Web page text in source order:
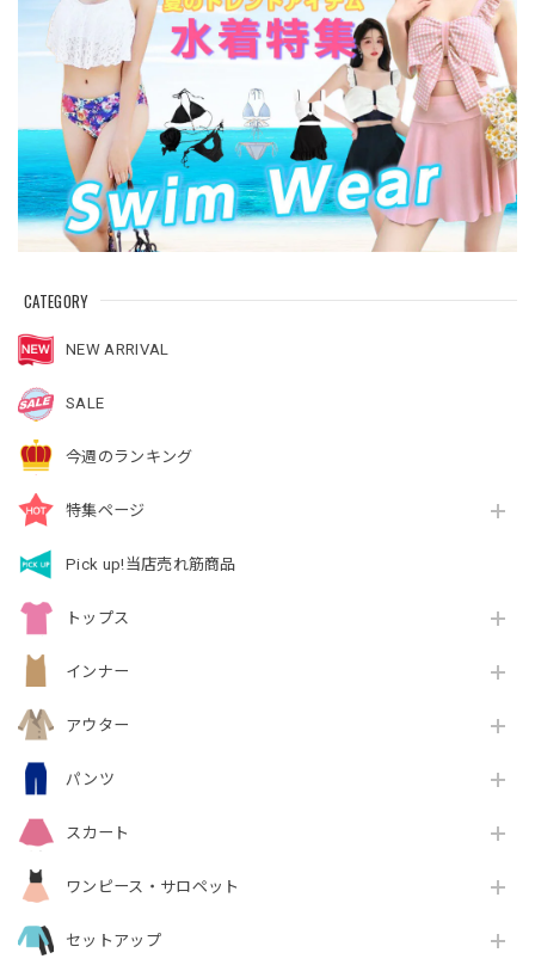
CATEGORY
NEW ARRIVAL
SALE
今週のランキング
特集ページ
Pick up!当店売れ筋商品
トップス
インナー
アウター
パンツ
スカート
ワンピース・サロペット
セットアップ